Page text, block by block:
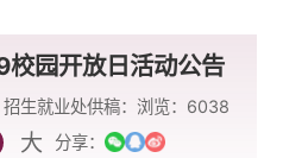
园开放日活动公告
生就业处供稿： 浏览： 6038
大 分享：